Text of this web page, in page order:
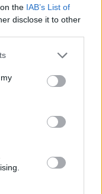
the IAB’s List of
disclose it to other